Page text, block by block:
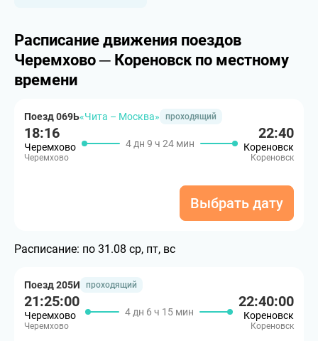
Расписание движения поездов
Черемхово ─ Кореновск по местному
времени
Поезд 069Ь«Чита – Москва» проходящий
18:16
Черемхово
Черемхово
4 дн 9 ч 24 мин
22:40
Кореновск
Кореновск
Выбрать дату
Расписание: по 31.08 ср, пт, вс
Поезд 205И проходящий
21:25:00
Черемхово
Черемхово
4 дн 6 ч 15 мин
22:40:00
Кореновск
Кореновск